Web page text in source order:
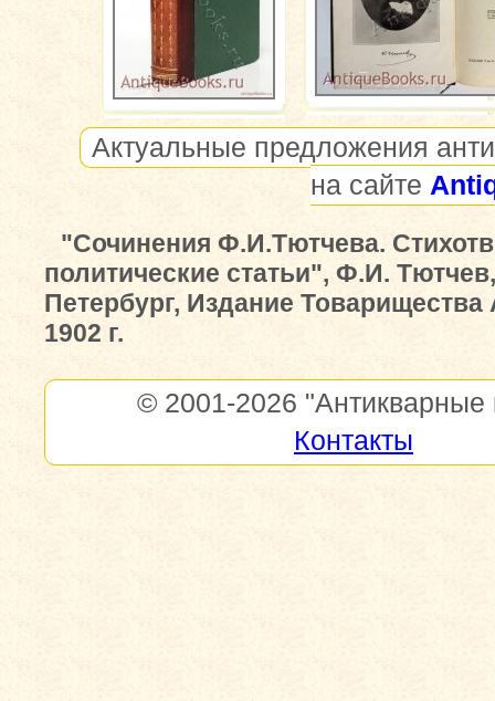
Актуальные предложения
на сайте
"Сочинения Ф.И.Тютчева.
политические статьи", Ф.И.
Петербург, Издание
1902 г.
© 2001-2026 "Антикварные
Контакты